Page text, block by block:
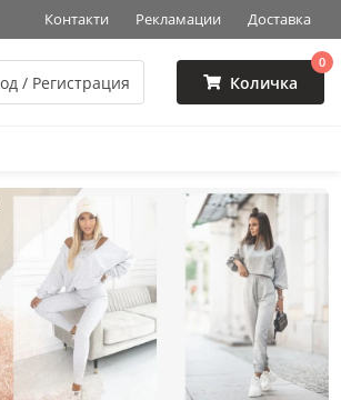
Контакти Рекламации Доставка
/ Регистрация Количка
0